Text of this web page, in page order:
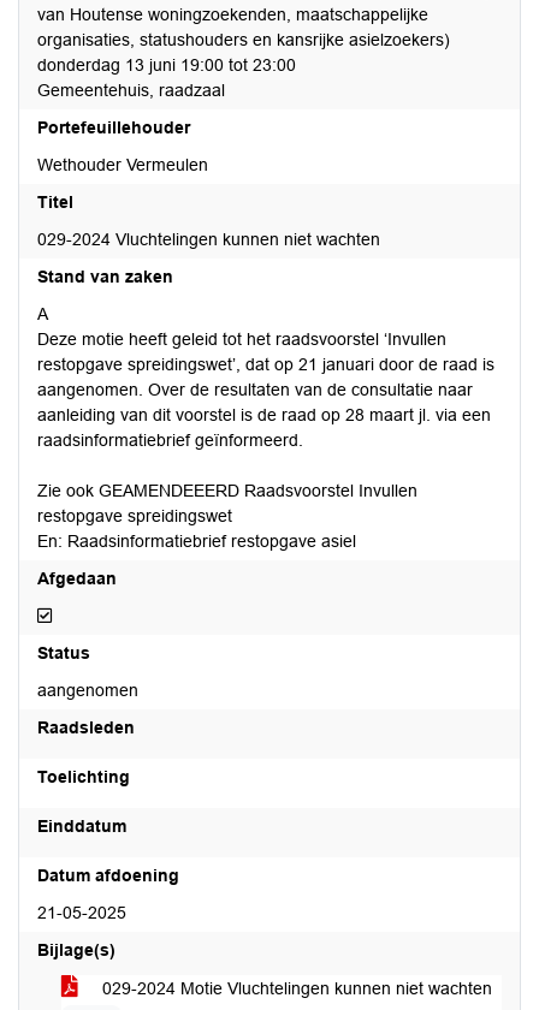
van Houtense woningzoekenden, maatschappelijke
organisaties, statushouders en kansrijke asielzoekers)
donderdag 13 juni 19:00 tot 23:00
Gemeentehuis, raadzaal
Portefeuillehouder
Wethouder Vermeulen
Titel
029-2024 Vluchtelingen kunnen niet wachten
Stand van zaken
A
Deze motie heeft geleid tot het raadsvoorstel ‘Invullen
restopgave spreidingswet’, dat op 21 januari door de raad is
aangenomen. Over de resultaten van de consultatie naar
aanleiding van dit voorstel is de raad op 28 maart jl. via een
raadsinformatiebrief geïnformeerd.
Zie ook GEAMENDEEERD Raadsvoorstel Invullen
restopgave spreidingswet
En: Raadsinformatiebrief restopgave asiel
Afgedaan
Afgedaan
Status
aangenomen
Raadsleden
Toelichting
Einddatum
Datum afdoening
21-05-2025
Bijlage(s)
029-2024 Motie Vluchtelingen kunnen niet wachten